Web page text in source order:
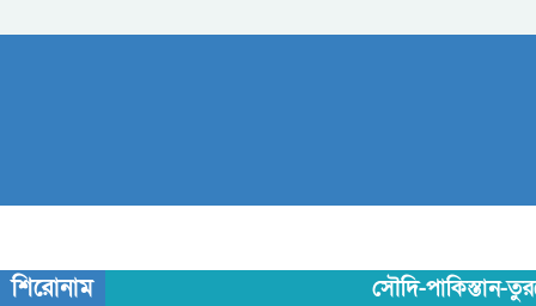
শিরোনাম সৌদি-পাকিস্তান-